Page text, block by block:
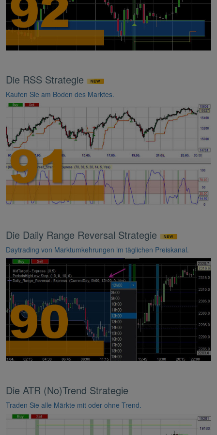
Die RSS Strategie
Kaufen Sie am Boden des Marktes.
Die Daily Range Reversal Strategie
Daytrading von Marktumkehrungen im täglichen Preiskanal.
Die ATR (No)Trend Strategie
Traden Sie alle Märkte mit oder ohne Trend.